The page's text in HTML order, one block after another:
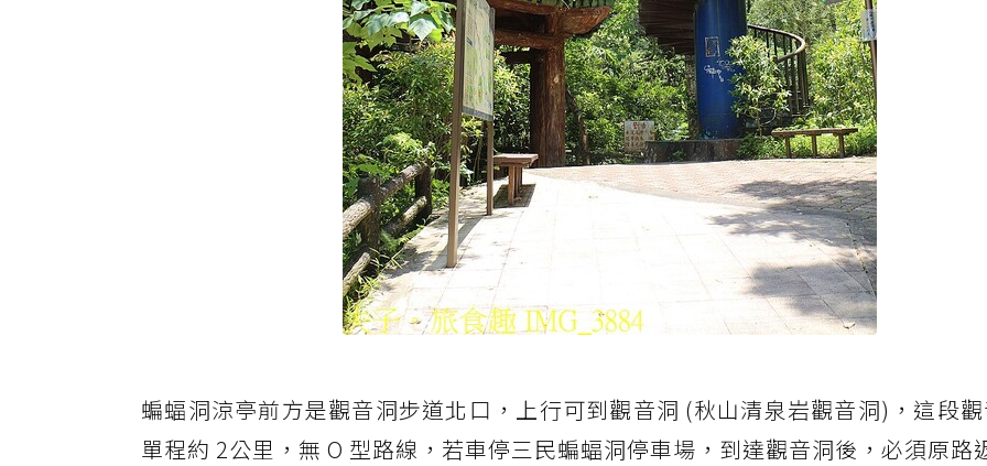
蝙蝠洞涼亭前方是觀音洞步道北口，上行可到觀音洞 (秋山清泉岩觀音洞)，這段
單程約 2公里，無 O 型路線，若車停三民蝙蝠洞停車場，到達觀音洞後，必須原路